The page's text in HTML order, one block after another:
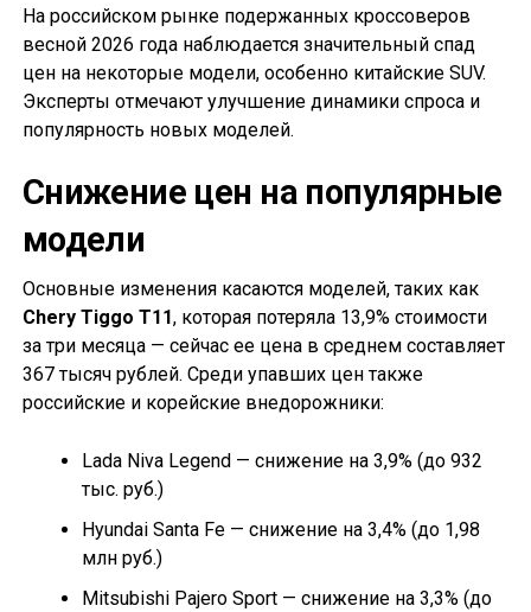
На российском рынке подержанных кроссоверов
весной 2026 года наблюдается значительный спад
цен на некоторые модели, особенно китайские SUV.
Эксперты отмечают улучшение динамики спроса и
популярность новых моделей.
Снижение цен на популярные
модели
Основные изменения касаются моделей, таких как
Chery Tiggo T11, которая потеряла 13,9% стоимости
за три месяца — сейчас ее цена в среднем составляет
367 тысяч рублей. Среди упавших цен также
российские и корейские внедорожники:
Lada Niva Legend — снижение на 3,9% (до 932
тыс. руб.)
Hyundai Santa Fe — снижение на 3,4% (до 1,98
млн руб.)
Mitsubishi Pajero Sport — снижение на 3,3% (до